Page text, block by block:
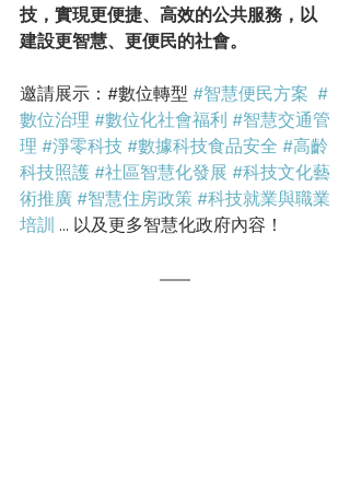
技，實現更便捷、高效的公共服務，以
建設更智慧、更便民的社會。
邀請展示：#數位轉型 #智慧便民方案 #
數位治理 #數位化社會福利 #智慧交通管
理 #淨零科技 #數據科技食品安全 #高齡
科技照護 #社區智慧化發展 #科技文化藝
術推廣 #智慧住房政策 #科技就業與職業
培訓 ... 以及更多智慧化政府內容！